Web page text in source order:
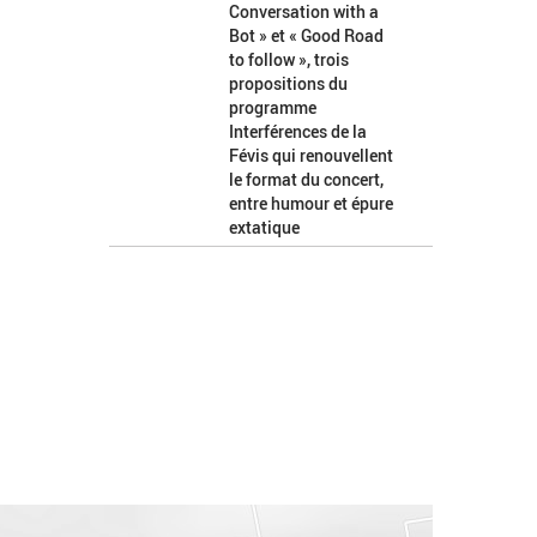
Conversation with a
Bot » et « Good Road
to follow », trois
propositions du
programme
Interférences de la
Févis qui renouvellent
le format du concert,
entre humour et épure
extatique